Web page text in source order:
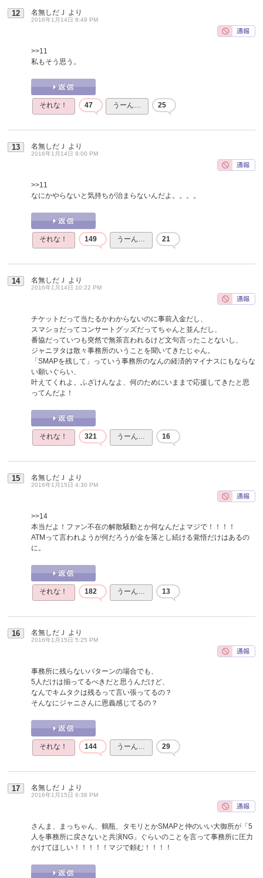
12 名無しだＪ より
2016年1月14日 8:49 PM
>>11
私もそう思う。
それな！ 47 うーん… 25
13 名無しだＪ より
2016年1月14日 9:00 PM
>>11
なにかやらないと気持ちが治まらないんだよ。。。。
それな！ 149 うーん… 21
14 名無しだＪ より
2016年1月14日 10:22 PM
チケットだって当たるかわからないのに事前入金だし、
スマショだってコンサートグッズだってちゃんと並んだし、
番協だっていつも突然で無茶言われるけど文句言ったことないし、
ジャニヲタは散々事務所のいうことを聞いてきたじゃん。
「SMAPを残して」っていう事務所のなんの経済的マイナスにもならな
い願いぐらい、
叶えてくれよ。ふざけんなよ、何のためにいままで応援してきたと思
ってんだよ！
それな！ 321 うーん… 16
15 名無しだＪ より
2016年1月15日 4:30 PM
>>14
本当だよ！ファン不在の解散騒動とか何なんだよマジで！！！！
ATMって言われようが何だろうが金を落とし続ける覚悟だけはあるの
に。
それな！ 182 うーん… 13
16 名無しだＪ より
2016年1月15日 5:25 PM
事務所に残らないパターンの場合でも、
5人だけは揃ってるべきだと思うんだけど、
なんでキムタクは残るって言い張ってるの？
そんなにジャニさんに恩義感じてるの？
それな！ 144 うーん… 29
17 名無しだＪ より
2016年1月15日 6:38 PM
さんま、まっちゃん、鶴瓶、タモリとかSMAPと仲のいい大御所が「5
人を事務所に戻さないと共演NG」ぐらいのことを言って事務所に圧力
かけてほしい！！！！！マジで頼む！！！！